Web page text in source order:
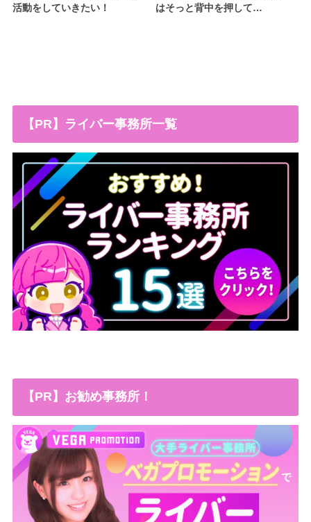
活動をしていきたい！
はそっと背中を押して…
【PR】ライバー事務所一覧
【PR】お勧め事務所！